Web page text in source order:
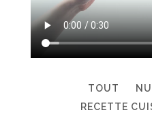
TOUT
RECETTE